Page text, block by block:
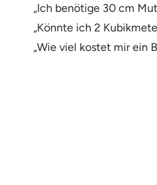
„Ich benötige 30 cm
„Könnte ich 2
„Wie viel kostet mir ein